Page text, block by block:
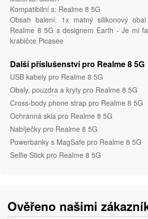
Kompatibilní s: Realme 8 5G
Obsah balení: 1x matný silikonový
Realme 8 5G s designem Earth - Je mi
krabičce Picasee
Další příslušenství pro Realme 8 5G
USB kabely pro Realme 8 5G
Obaly, pouzdra a kryty pro Realme 8 5G
Cross-body phone strap pro Realme 8 5G
Ochranná skla pro Realme 8 5G
Nabíječky pro Realme 8 5G
Powerbanky s MagSafe pro Realme 8 5G
Selfie Stick pro Realme 8 5G
Ověřeno našimi